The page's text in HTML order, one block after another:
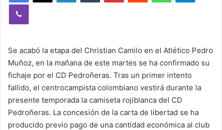
Se acabó la etapa del Christian Camilo en el Atlético Pedro
Muñoz, en la mañana de este martes se ha confirmado su
fichaje por el CD Pedroñeras. Tras un primer intento
fallido, el centrocampista colombiano vestirá durante la
presente temporada la camiseta rojiblanca del CD
Pedroñeras. La concesión de la carta de libertad se ha
producido previo pago de una cantidad económica al club